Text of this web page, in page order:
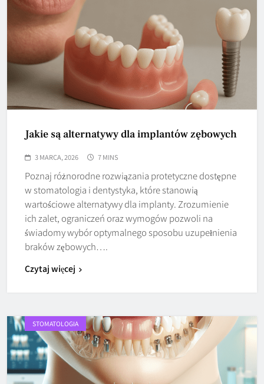
Jakie są alternatywy dla implantów zębowych
3 MARCA, 2026 7 MINS
Poznaj różnorodne rozwiązania protetyczne dostępne
w stomatologia i dentystyka, które stanowią
wartościowe alternatywy dla implanty. Zrozumienie
ich zalet, ograniczeń oraz wymogów pozwoli na
świadomy wybór optymalnego sposobu uzupełnienia
braków zębowych….
Czytaj więcej
STOMATOLOGIA